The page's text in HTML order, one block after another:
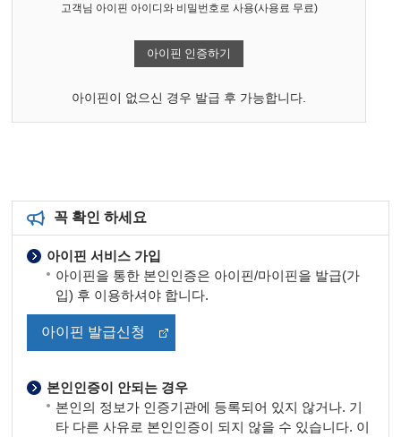
고객님 아이핀 아이디와 비밀번호로 사용(사용료 무료)
아이핀 인증하기
아이핀이 없으신 경우 발급 후 가능합니다.
꼭 확인 하세요
아이핀 서비스 가입
아이핀을 통한 본인인증은 아이핀/마이핀을 발급(가
입) 후 이용하셔야 합니다.
아이핀 발급신청
본인인증이 안되는 경우
본인의 정보가 인증기관에 등록되어 있지 않거나. 기
타 다른 사유로 본인인증이 되지 않을 수 있습니다. 이